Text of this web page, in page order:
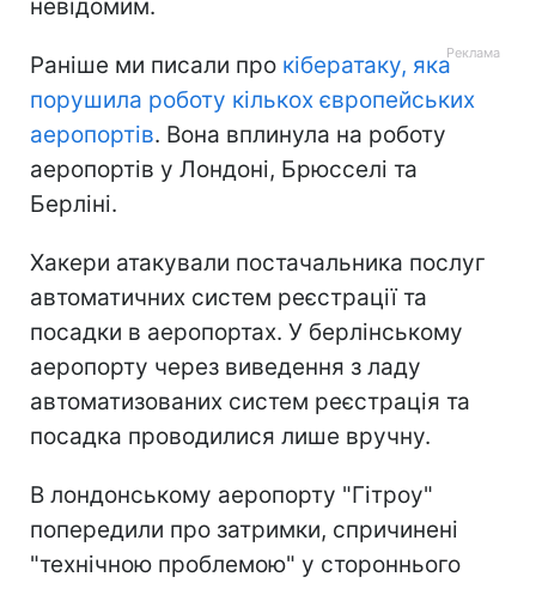
невідомим.
Раніше ми писали про кібератаку, яка
порушила роботу кількох європейських
аеропортів. Вона вплинула на роботу
аеропортів у Лондоні, Брюсселі та
Берліні.
Хакери атакували постачальника послуг
автоматичних систем реєстрації та
посадки в аеропортах. У берлінському
аеропорту через виведення з ладу
автоматизованих систем реєстрація та
посадка проводилися лише вручну.
В лондонському аеропорту "Гітроу"
попередили про затримки, спричинені
"технічною проблемою" у стороннього